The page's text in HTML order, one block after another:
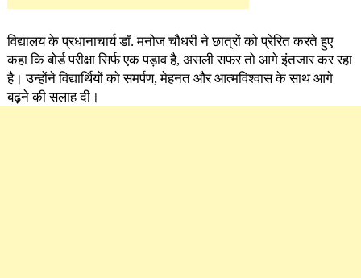
विद्यालय के प्रधानाचार्य डॉ. मनोज चौधरी ने छात्रों को प्रेरित करते हुए
कहा कि बोर्ड परीक्षा सिर्फ एक पड़ाव है, असली सफर तो आगे इंतजार कर रहा
है। उन्होंने विद्यार्थियों को समर्पण, मेहनत और आत्मविश्वास के साथ आगे
बढ़ने की सलाह दी।